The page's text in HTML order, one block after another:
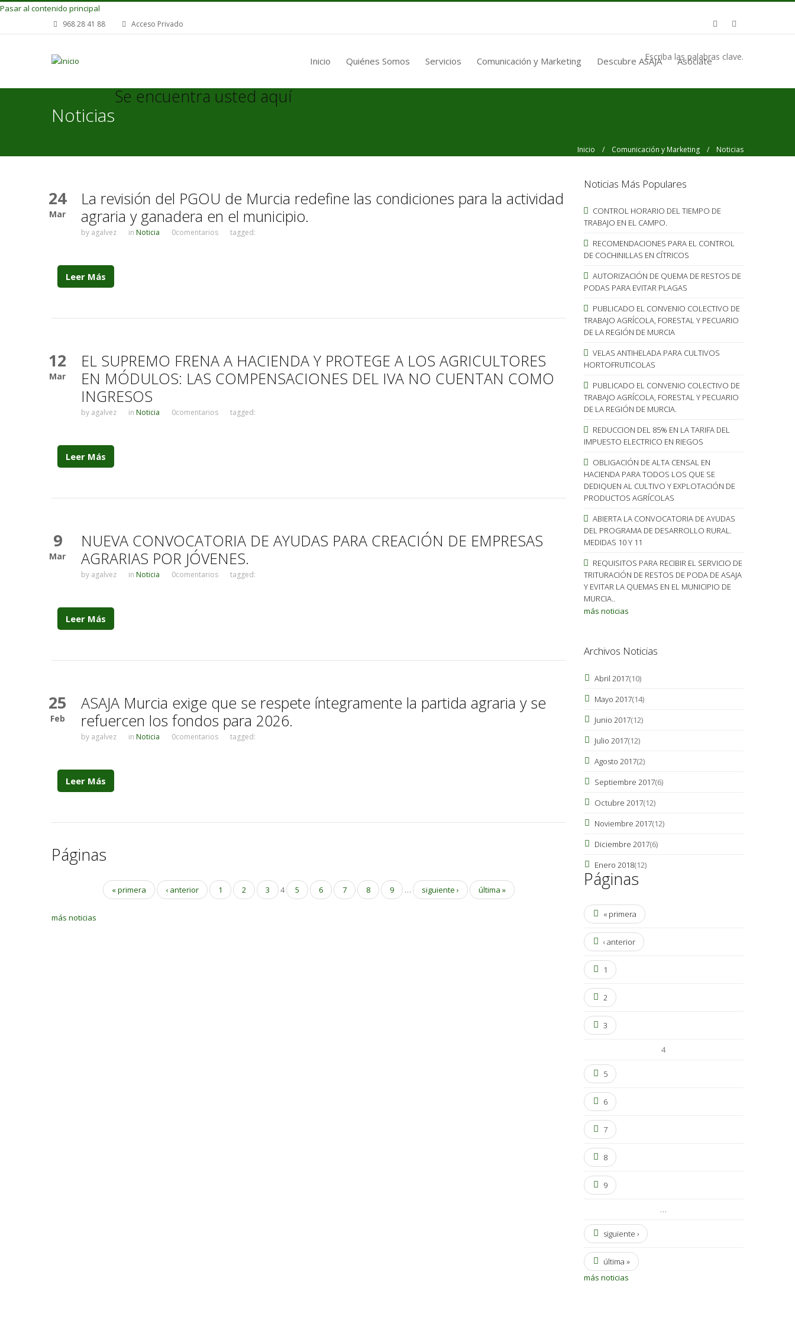
Pasar al contenido principal
968 28 41 88 Acceso Privado
Inicio Quiénes Somos Servicios Comunicación y Marketing Descubre ASAJA Asóciate
Escriba las palabras clave.
Noticias
Se encuentra usted aquí
Inicio / Comunicación y Marketing / Noticias
24
Mar
La revisión del PGOU de Murcia redefine las condiciones para la actividad
agraria y ganadera en el municipio.
by agalvez in Noticia 0comentarios tagged:
Leer Más
12
Mar
EL SUPREMO FRENA A HACIENDA Y PROTEGE A LOS AGRICULTORES
EN MÓDULOS: LAS COMPENSACIONES DEL IVA NO CUENTAN COMO
INGRESOS
by agalvez in Noticia 0comentarios tagged:
Leer Más
9
Mar
NUEVA CONVOCATORIA DE AYUDAS PARA CREACIÓN DE EMPRESAS
AGRARIAS POR JÓVENES.
by agalvez in Noticia 0comentarios tagged:
Leer Más
25
Feb
ASAJA Murcia exige que se respete íntegramente la partida agraria y se
refuercen los fondos para 2026.
by agalvez in Noticia 0comentarios tagged:
Leer Más
Páginas
« primera ‹ anterior 1 2 3 4 5 6 7 8 9 … siguiente › última »
más noticias
Noticias Más Populares
CONTROL HORARIO DEL TIEMPO DE
TRABAJO EN EL CAMPO.
RECOMENDACIONES PARA EL CONTROL
DE COCHINILLAS EN CÍTRICOS
AUTORIZACIÓN DE QUEMA DE RESTOS DE
PODAS PARA EVITAR PLAGAS
PUBLICADO EL CONVENIO COLECTIVO DE
TRABAJO AGRÍCOLA, FORESTAL Y PECUARIO
DE LA REGIÓN DE MURCIA
VELAS ANTIHELADA PARA CULTIVOS
HORTOFRUTICOLAS
PUBLICADO EL CONVENIO COLECTIVO DE
TRABAJO AGRÍCOLA, FORESTAL Y PECUARIO
DE LA REGIÓN DE MURCIA.
REDUCCION DEL 85% EN LA TARIFA DEL
IMPUESTO ELECTRICO EN RIEGOS
OBLIGACIÓN DE ALTA CENSAL EN
HACIENDA PARA TODOS LOS QUE SE
DEDIQUEN AL CULTIVO Y EXPLOTACIÓN DE
PRODUCTOS AGRÍCOLAS
ABIERTA LA CONVOCATORIA DE AYUDAS
DEL PROGRAMA DE DESARROLLO RURAL.
MEDIDAS 10 Y 11
REQUISITOS PARA RECIBIR EL SERVICIO DE
TRITURACIÓN DE RESTOS DE PODA DE ASAJA
Y EVITAR LA QUEMAS EN EL MUNICIPIO DE
MURCIA..
más noticias
Archivos Noticias
Abril 2017(10)
Mayo 2017(14)
Junio 2017(12)
Julio 2017(12)
Agosto 2017(2)
Septiembre 2017(6)
Octubre 2017(12)
Noviembre 2017(12)
Diciembre 2017(6)
Enero 2018(12)
Páginas
« primera
‹ anterior
1
2
3
4
5
6
7
8
9
…
siguiente ›
última »
más noticias